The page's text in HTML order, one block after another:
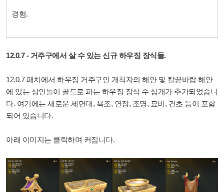
경험.
12.0.7 - 거주구에서 살 수 있는 신규 하우징 장식들.
12.0.7 패치에서 하우징 거주구인 개척자의 해안 및 칼끝바람 해안
에 있는 상인들이 골드로 파는 하우징 장식 수 십개가 추가되었습니
다. 여기에는 새로운 세면대, 욕조, 연장, 조명, 묘비, 건초 등이 포함
되어 있습니다.
아래 이미지는 클릭하며 커집니다.